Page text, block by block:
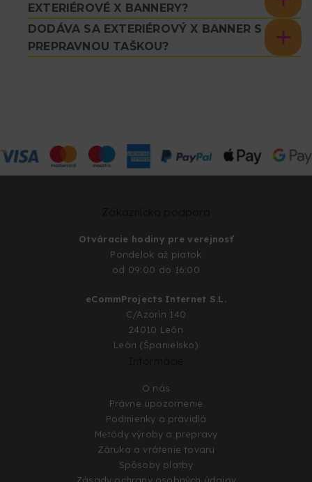
EXTERIÉROVÉ X BANNERY?
DODÁVA SA EXTERIÉROVÝ X BANNER S
PREPRAVNOU TAŠKOU?
Otváracie hodiny pre verejnosť
Pondelok až piatok
od 09:00 do 16:00
eCommProjects Internet S.L.
C/Azorín 140
24010 León
León (Španielsko)
O nás
Právne upozornenie
Podmienky a pravidlá
Metódy výroby a prepravy
Záruka a vrátenie tovaru
Spôsoby platby
Zásady ochrany osobných údajov